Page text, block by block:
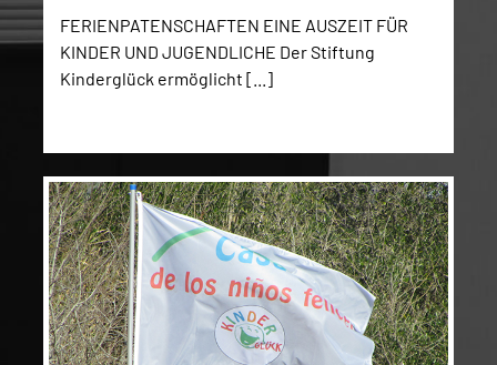
FERIENPATENSCHAFTEN EINE AUSZEIT FÜR
KINDER UND JUGENDLICHE Der Stiftung
Kinderglück ermöglicht [...]